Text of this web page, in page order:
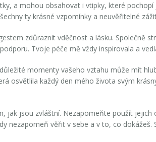
a mohou obsahovat i vtipky, které
ty krásné vzpomínky a neuvěřitelné
zdůraznit vděčnost a lásku. Společně
Tvoje péče mě vždy inspirovala a
momenty vašeho vztahu může mít
osvětlila každý den mého života svým
jsou zvláštní. Nezapomeňte použít jejich
nezapomeň věřit v sebe a v to, co dokážeš.